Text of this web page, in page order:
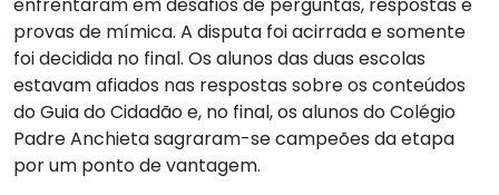
provas de mímica. A disputa foi acirrada e somente
foi decidida no final. Os alunos das duas escolas
estavam afiados nas respostas sobre os conteúdos
do Guia do Cidadão e, no final, os alunos do Colégio
Padre Anchieta sagraram-se campeões da etapa
por um ponto de vantagem.